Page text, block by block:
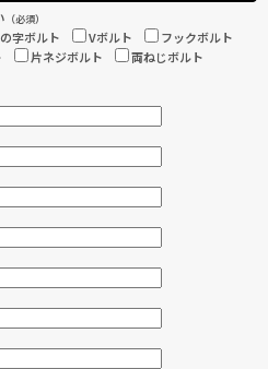
（必須）
字ボルト Vボルト
フックボルト
片ネジボルト
両ねじボルト